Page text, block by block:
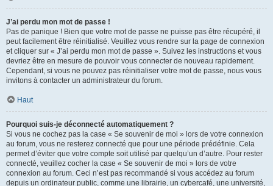
J’ai perdu mon mot de passe !
Pas de panique ! Bien que votre mot de passe ne puisse pas être récupéré, il
peut facilement être réinitialisé. Veuillez vous rendre sur la page de connexion
et cliquer sur « J’ai perdu mon mot de passe ». Suivez les instructions et vous
devriez être en mesure de pouvoir vous connecter de nouveau rapidement.
Cependant, si vous ne pouvez pas réinitialiser votre mot de passe, nous vous
invitons à contacter un administrateur du forum.
Haut
Pourquoi suis-je déconnecté automatiquement ?
Si vous ne cochez pas la case « Se souvenir de moi » lors de votre connexion
au forum, vous ne resterez connecté que pour une période prédéfinie. Cela
permet d’éviter que votre compte soit utilisé par quelqu’un d’autre. Pour rester
connecté, veuillez cocher la case « Se souvenir de moi » lors de votre
connexion au forum. Ceci n’est pas recommandé si vous accédez au forum
depuis un ordinateur public, comme une librairie, un cybercafé, une université,